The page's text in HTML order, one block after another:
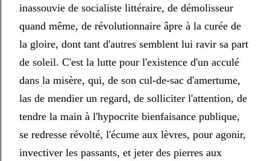
inassouvie de socialiste littéraire, de démolisseur
quand même, de révolutionnaire âpre à la curée de
la gloire, dont tant d'autres semblent lui ravir sa part
de soleil. C'est la lutte pour l'existence d'un acculé
dans la misère, qui, de son cul-de-sac d'amertume,
las de mendier un regard, de solliciter l'attention, de
tendre la main à l'hypocrite bienfaisance publique,
se redresse révolté, l'écume aux lèvres, pour agonir,
invectiver les passants, et jeter des pierres aux